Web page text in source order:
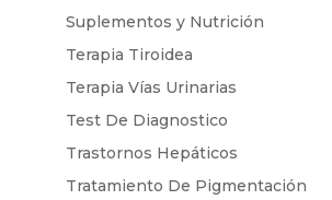
Suplementos y Nutrición
Terapia Tiroidea
Terapia Vías Urinarias
Test De Diagnostico
Trastornos Hepáticos
Tratamiento De Pigmentación